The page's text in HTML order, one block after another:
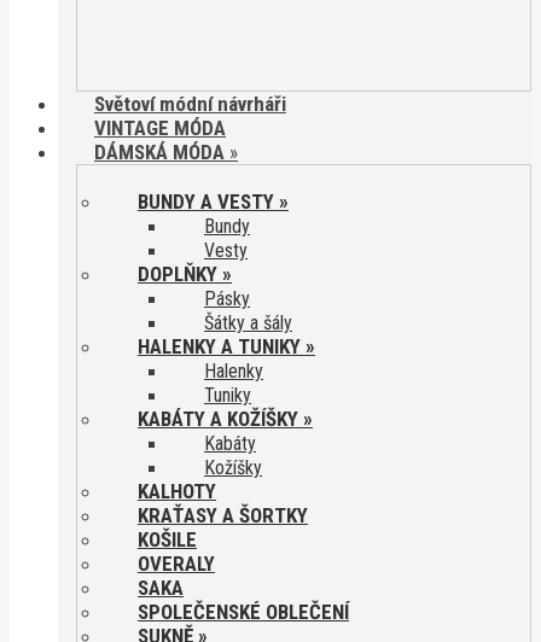
Světoví módní návrháři
VINTAGE MÓDA
DÁMSKÁ MÓDA »
BUNDY A VESTY »
Bundy
Vesty
DOPLŇKY »
Pásky
Šátky a šály
HALENKY A TUNIKY »
Halenky
Tuniky
KABÁTY A KOŽÍŠKY »
Kabáty
Kožíšky
KALHOTY
KRAŤASY A ŠORTKY
KOŠILE
OVERALY
SAKA
SPOLEČENSKÉ OBLEČENÍ
SUKNĚ »